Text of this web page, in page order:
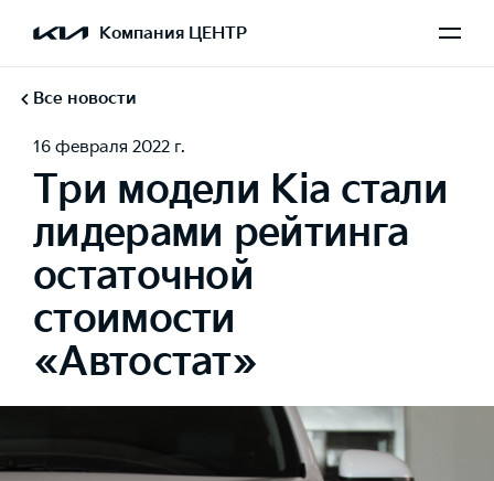
Компания ЦЕНТР
Все новости
16 февраля 2022 г.
Три модели Kia стали
лидерами рейтинга
остаточной
стоимости
«Автостат»